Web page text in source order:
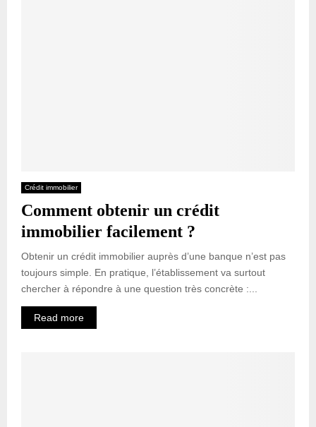
Crédit immobilier
Comment obtenir un crédit
immobilier facilement ?
Obtenir un crédit immobilier auprès d’une banque n’est pas
toujours simple. En pratique, l’établissement va surtout
chercher à répondre à une question très concrète :...
Read more